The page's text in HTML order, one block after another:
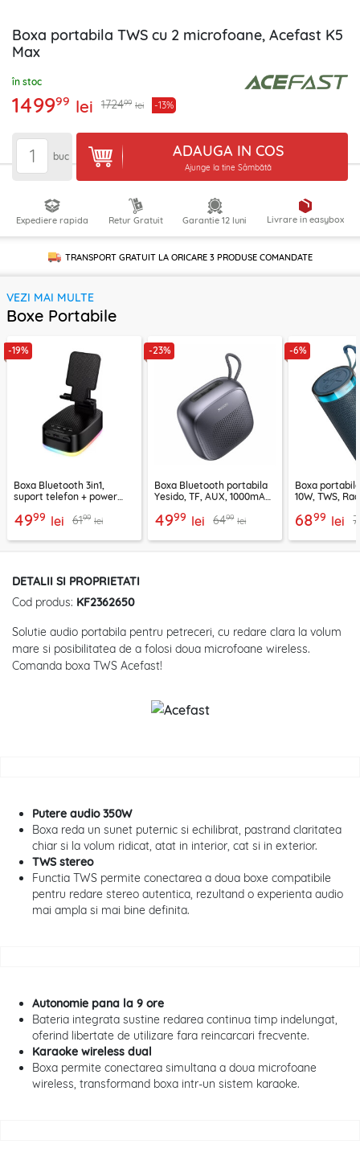
Boxa portabila TWS cu 2 microfoane, Acefast K5
Max
în stoc
149999 lei 172499 lei -13%
buc ADAUGA IN COS
Ajunge la tine Sâmbătă
Expediere rapida Retur Gratuit Garantie 12 luni Livrare in easybox
TRANSPORT GRATUIT LA ORICARE 3 PRODUSECOMANDATE
VEZI MAI MULTE
Boxe Portabile
-19%
Boxa Bluetooth 3in1,
suport telefon + power
BR200
4999 lei 6199 lei
-23%
Boxa Bluetooth portabila
Yesido, TF, AUX, 1000mAh,
4999 lei 6499 lei
-6%
Boxa
10W, TWS,
6899 lei
DETALII SI PROPRIETATI
Cod produs: KF2362650
Solutie audio portabila pentru petreceri, cu redare clara la volum
mare si posibilitatea de a folosi doua microfoane wireless.
Comanda boxa TWS Acefast!
Putere audio 350W
Boxa reda un sunet puternic si echilibrat, pastrand claritatea
chiar si la volum ridicat, atat in interior, cat si in exterior.
TWS stereo
Functia TWS permite conectarea a doua boxe compatibile
pentru redare stereo autentica, rezultand o experienta audio
mai ampla si mai bine definita.
Autonomie pana la 9 ore
Bateria integrata sustine redarea continua timp indelungat,
oferind libertate de utilizare fara reincarcari frecvente.
Karaoke wireless dual
Boxa permite conectarea simultana a doua microfoane
wireless, transformand boxa intr-un sistem karaoke.